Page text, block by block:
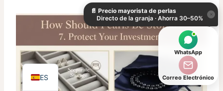
📄 Precio mayorista de perlas
Directo de la granja · Ahorra 30–50%
×
WhatsApp
Correo Electrónico
ES
EN
JA
AR
IT